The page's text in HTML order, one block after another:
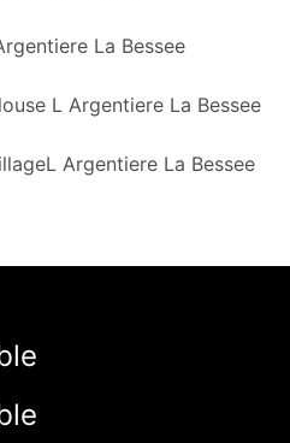
La Bessee
L Argentiere La Bessee
clôture et grillageL Argentiere La Bessee